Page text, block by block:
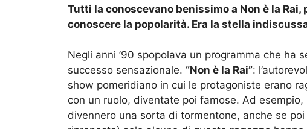
Tutti la conoscevano benissimo a Non è la
conoscere la popolarità. Era la stella
Negli anni ’90 spopolava un programma che ha
successo sensazionale. “Non è la Rai”:
show pomeridiano in cui le protagoniste erano
con un ruolo, diventate poi famose. Ad
divennero una sorta di tormentone, anche se